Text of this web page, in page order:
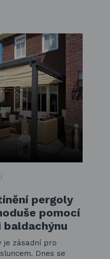
pergoly
pomocí
je zásadní pro
Dnes se